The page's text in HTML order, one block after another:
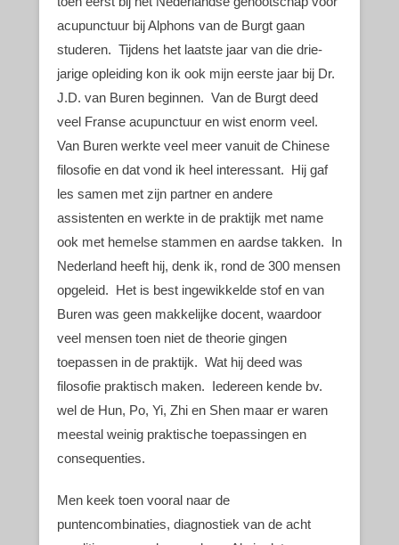
acupunctuur bij Alphons van de Burgt gaan
studeren. Tijdens het laatste jaar van die drie-
jarige opleiding kon ik ook mijn eerste jaar bij Dr.
J.D. van Buren beginnen. Van de Burgt deed
veel Franse acupunctuur en wist enorm veel.
Van Buren werkte veel meer vanuit de Chinese
filosofie en dat vond ik heel interessant. Hij gaf
les samen met zijn partner en andere
assistenten en werkte in de praktijk met name
ook met hemelse stammen en aardse takken. In
Nederland heeft hij, denk ik, rond de 300 mensen
opgeleid. Het is best ingewikkelde stof en van
Buren was geen makkelijke docent, waardoor
veel mensen toen niet de theorie gingen
toepassen in de praktijk. Wat hij deed was
filosofie praktisch maken. Iedereen kende bv.
wel de Hun, Po, Yi, Zhi en Shen maar er waren
meestal weinig praktische toepassingen en
consequenties.
Men keek toen vooral naar de
puntencombinaties, diagnostiek van de acht